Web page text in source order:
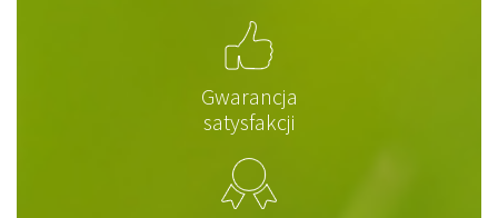
Gwarancja
satysfakcji